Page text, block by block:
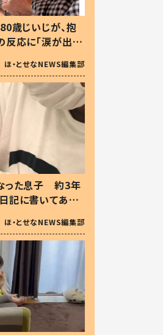
歳じいじが、抱
応に「涙が出ま
ない」
ほ・とせなNEWS編集部
った息子 約3年
記に書いてあっ
ほ・とせなNEWS編集部